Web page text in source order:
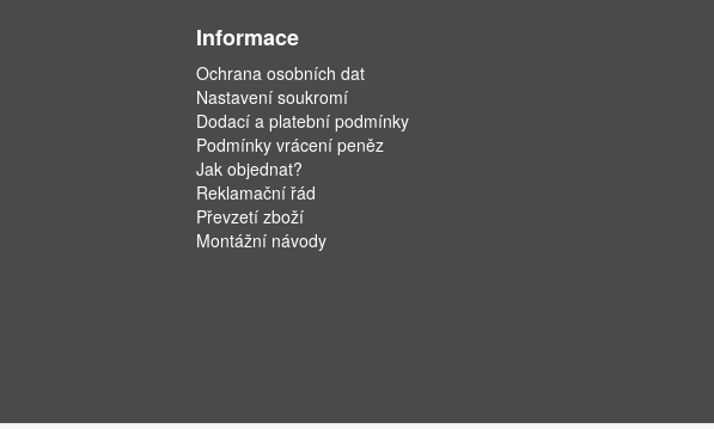
Informace
Ochrana osobních dat
Nastavení soukromí
Dodací a platební podmínky
Podmínky vrácení peněz
Jak objednat?
Reklamační řád
Převzetí zboží
Montážní návody